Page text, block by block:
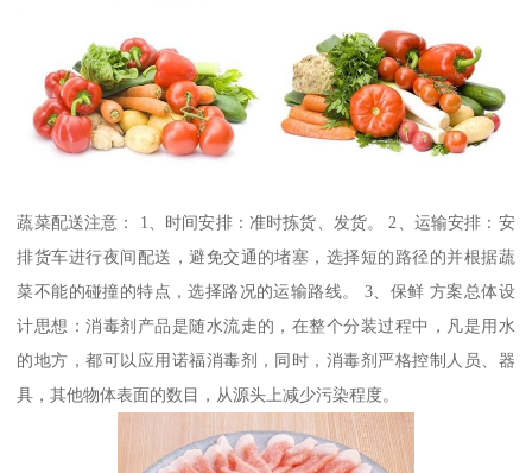
蔬菜配送注意： 1、时间安排：准时拣货、发货。 2、运输安排：安
排货车进行夜间配送，避免交通的堵塞，选择短的路径的并根据蔬
菜不能的碰撞的特点，选择路况的运输路线。 3、保鲜 方案总体设
计思想：消毒剂产品是随水流走的，在整个分装过程中，凡是用水
的地方，都可以应用诺福消毒剂，同时，消毒剂严格控制人员、器
具，其他物体表面的数目，从源头上减少污染程度。